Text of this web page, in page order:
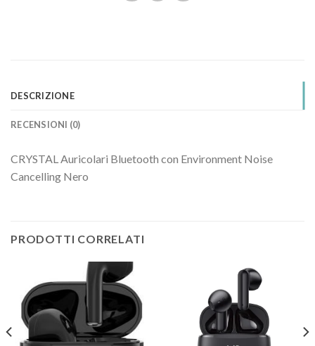
DESCRIZIONE
RECENSIONI (0)
CRYSTAL Auricolari Bluetooth con Environment Noise
Cancelling Nero
PRODOTTI CORRELATI